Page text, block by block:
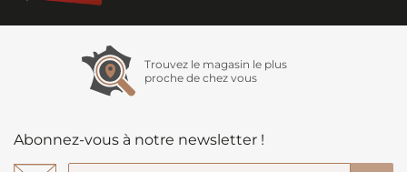
Trouvez le magasin le plus
proche de chez vous
Abonnez-vous à notre newsletter !